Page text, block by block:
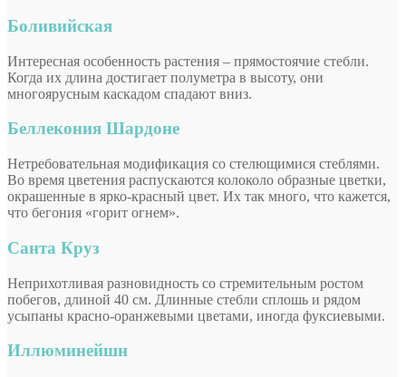
Боливийская
Интересная особенность растения – прямостоячие стебли.
Когда их длина достигает полуметра в высоту, они
многоярусным каскадом спадают вниз.
Беллекония Шардоне
Нетребовательная модификация со стелющимися стеблями.
Во время цветения распускаются колоколо образные цветки,
окрашенные в ярко-красный цвет. Их так много, что кажется,
что бегония «горит огнем».
Санта Круз
Неприхотливая разновидность со стремительным ростом
побегов, длиной 40 см. Длинные стебли сплошь и рядом
усыпаны красно-оранжевыми цветами, иногда фуксиевыми.
Иллюминейшн